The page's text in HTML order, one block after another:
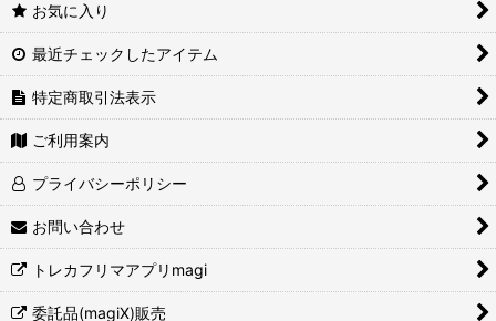
お気に入り
最近チェックしたアイテム
特定商取引法表示
ご利用案内
プライバシーポリシー
お問い合わせ
トレカフリマアプリmagi
委託品(magiX)販売